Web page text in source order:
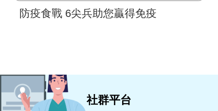
防疫食戰 6尖兵助您贏得免疫
社群平台